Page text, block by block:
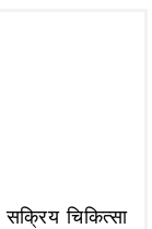
चिकित्सा